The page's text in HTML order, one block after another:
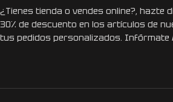
¿Tienes tienda o vendes online?, hazte
30% de descuento en los artículos de
tus pedidos personalizados. Infórmate